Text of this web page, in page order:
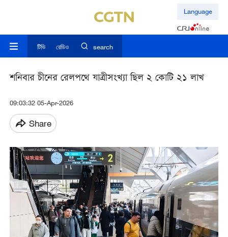
Language
টিভি রেডিও search
শনিবার চীনের রেলপথে যাত্রীসংখ্যা ছিল ২ কোটি ২১ লাখ
09:03:32 05-Apr-2026
Share